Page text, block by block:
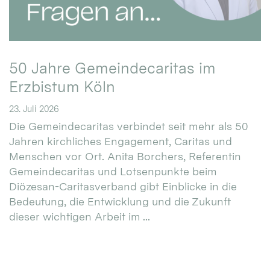
50 Jahre Gemeindecaritas im
Erzbistum Köln
23. Juli 2026
Die Gemeindecaritas verbindet seit mehr als 50
Jahren kirchliches Engagement, Caritas und
Menschen vor Ort. Anita Borchers, Referentin
Gemeindecaritas und Lotsenpunkte beim
Diözesan-Caritasverband gibt Einblicke in die
Bedeutung, die Entwicklung und die Zukunft
dieser wichtigen Arbeit im ...